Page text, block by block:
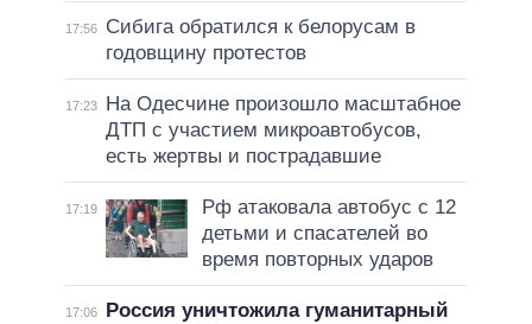
17:56
Сибига обратился к белорусам в
годовщину протестов
17:23
На Одесчине произошло масштабное
ДТП с участием микроавтобусов,
есть жертвы и пострадавшие
17:19
Рф атаковала автобус с 12
детьми и спасателей во
время повторных ударов
17:06
Россия уничтожила гуманитарный